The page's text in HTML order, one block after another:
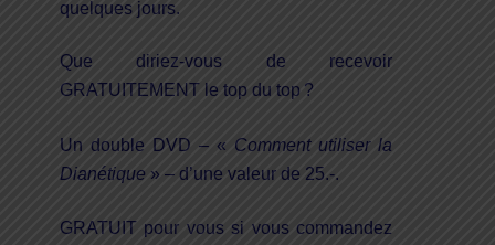
quelques jours.
Que diriez-vous de recevoir
GRATUITEMENT le top du top ?
Un double DVD – « Comment utiliser la
Dianétique » – d’une valeur de 25.-.
GRATUIT pour vous si vous commandez